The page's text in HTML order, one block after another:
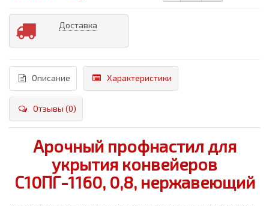
Доставка
Описание Характеристики
Отзывы (0)
Арочный профнастил для
укрытия конвейеров
С10ПГ-1160, 0,8, нержавеющий